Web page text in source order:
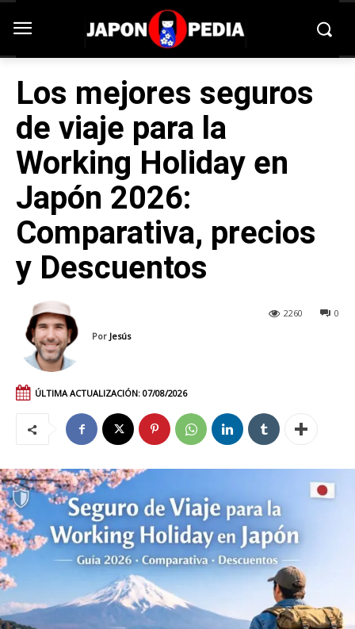
Los mejores seguros
de viaje para la
Working Holiday en
Japón 2026:
Comparativa, precios
y Descuentos
0
2260
Por Jesús
ÚLTIMA ACTUALIZACIÓN: 07/08/2026